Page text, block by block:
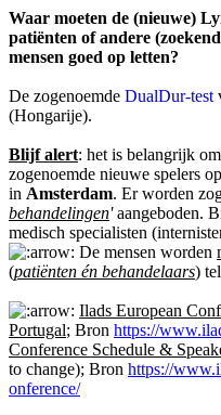
Waar moeten de (nieuwe)
patiënten of andere
mensen goed op letten?
De zogenoemde DualDur-test
(Hongarije).
Blijf alert: het is belangrijk
zogenoemde nieuwe spelers
in Amsterdam. Er worden
behandelingen'aangeboden.
medisch specialisten
De mensen worden
(patiënten én behandelaars)
Ilads European
Portugal; Bron https://
Conference Schedule &
to change); Bron https://
onference/